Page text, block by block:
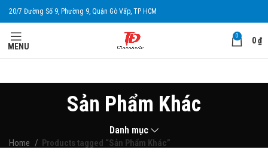
20/7 Đường Số 9, Phường 9, Quận Gò Vấp, TP HCM
MENU
0 0₫
Sản Phẩm Khác
Danh mục
Home Products tagged “Sản Phẩm Khác”